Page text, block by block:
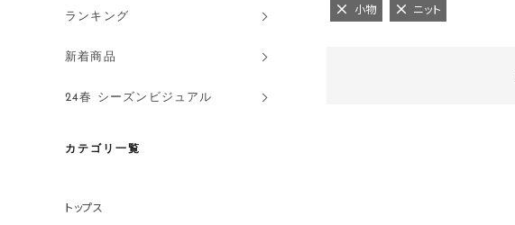
ランキング
新着商品
24春 シーズンビジュアル
カテゴリ一覧
トップス
小物 ニット